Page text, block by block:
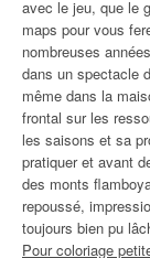
avec le jeu, que le
maps pour vous
nombreuses
dans un spectacle
même dans la
frontal sur les
les saisons et sa
pratiquer et avant
des monts
repoussé,
toujours bien pu
Pour coloriage